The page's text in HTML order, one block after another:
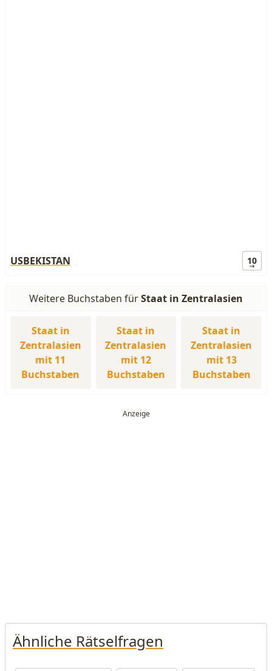
USBEKISTAN 10
Weitere Buchstaben fürStaat in Zentralasien
Staat in
Zentralasien
mit 11
Buchstaben
Staat in
Zentralasien
mit 12
Buchstaben
Staat in
Zentralasien
mit 13
Buchstaben
Ähnliche Rätselfragen